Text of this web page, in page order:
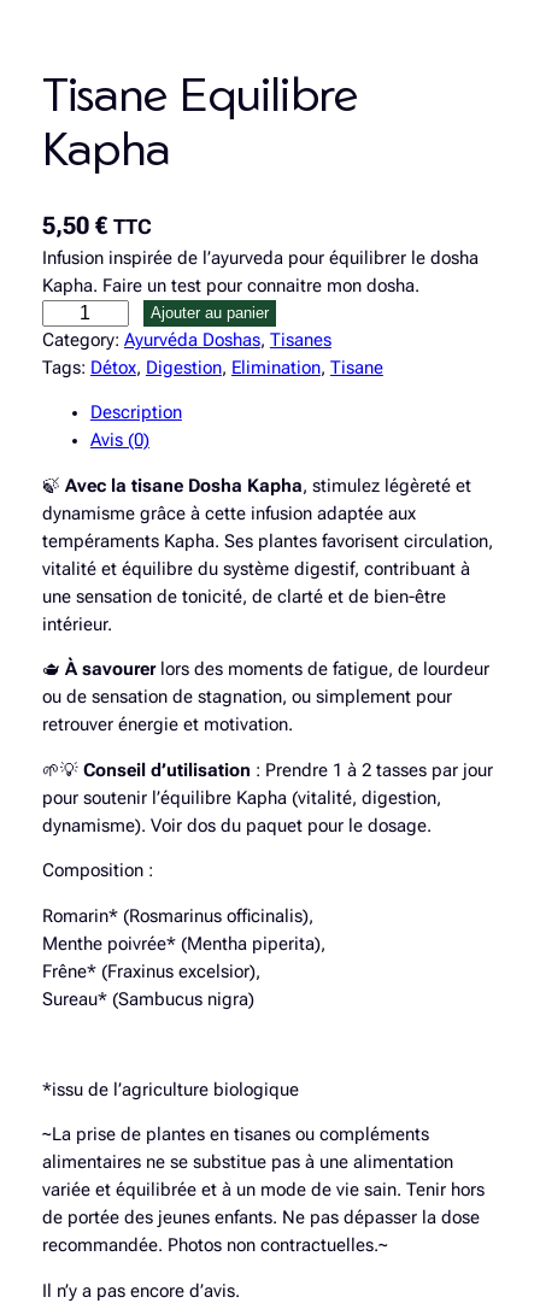
Tisane Equilibre
Kapha
5,50 € TTC
Infusion inspirée de l’ayurveda pour équilibrer le dosha
Kapha. Faire un test pour connaitre mon dosha.
u
a
t
é
d
e
T
i
a
n
e
u
l
b
r
e
K
h
Ajouter au panier
Category: Ayurvéda Doshas, Tisanes
Tags: Détox, Digestion, Elimination, Tisane
Description
Avis (0)
🍃 Avec la tisane Dosha Kapha, stimulez légèreté et
dynamisme grâce à cette infusion adaptée aux
tempéraments Kapha. Ses plantes favorisent circulation,
vitalité et équilibre du système digestif, contribuant à
une sensation de tonicité, de clarté et de bien-être
intérieur.
🫖 À savourerlors des moments de fatigue, de lourdeur
ou de sensation de stagnation, ou simplement pour
retrouver énergie et motivation.
🌱💡 Conseil d’utilisation : Prendre 1 à 2 tasses par jour
pour soutenir l’équilibre Kapha (vitalité, digestion,
dynamisme). Voir dos du paquet pour le dosage.
Composition :
Romarin* (Rosmarinus officinalis),
Menthe poivrée* (Mentha piperita),
Frêne* (Fraxinus excelsior),
Sureau* (Sambucus nigra)
*issu de l’agriculture biologique
~La prise de plantes en tisanes ou compléments
alimentaires ne se substitue pas à une alimentation
variée et équilibrée et à un mode de vie sain. Tenir hors
de portée des jeunes enfants. Ne pas dépasser la dose
recommandée. Photos non contractuelles.~
Il n’y a pas encore d’avis.